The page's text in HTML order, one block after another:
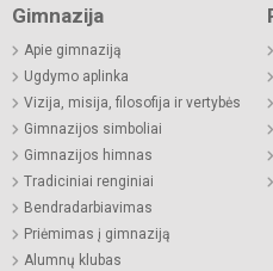
Gimnazija
Apie gimnaziją
Ugdymo aplinka
Vizija, misija, filosofija ir vertybės
Gimnazijos simboliai
Gimnazijos himnas
Tradiciniai renginiai
Bendradarbiavimas
Priėmimas į gimnaziją
Alumnų klubas